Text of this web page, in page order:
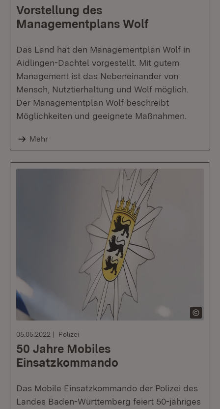
Vorstellung des
Managementplans Wolf
Das Land hat den Managementplan Wolf in
Aidlingen-Dachtel vorgestellt. Mit gutem
Management ist das Nebeneinander von
Mensch, Nutztierhaltung und Wolf möglich.
Der Managementplan Wolf beschreibt
Möglichkeiten und geeignete Maßnahmen.
Mehr
05.05.2022 Polizei
50 Jahre Mobiles
Einsatzkommando
Das Mobile Einsatzkommando der Polizei des
Landes Baden-Württemberg feiert 50-jähriges